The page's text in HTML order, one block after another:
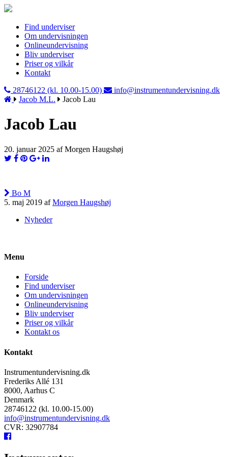
Find underviser
Om undervisningen
Onlineundervisning
Bliv underviser
Priser og vilkår
Kontakt
28746122 (kl. 10.00-15.00)
info@instrumentundervisning.dk
Jacob M.L.
Jacob Lau
Jacob Lau
20. januar 2025 af Morgen Haugshøj
Bo M
5. maj 2019 afMorgen Haugshøj
Nyheder
Menu
Forside
Find underviser
Om undervisningen
Onlineundervisning
Bliv underviser
Priser og vilkår
Kontakt os
Kontakt
Instrumentundervisning.dk
Frederiks Allé 131
8000, Aarhus C
Denmark
28746122 (kl. 10.00-15.00)
info@instrumentundervisning.dk
CVR: 32907784